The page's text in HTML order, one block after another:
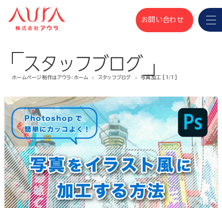
お問い合わせ
スタッフブログ
ホームページ制作はアウラ：ホーム スタッフブログ 写真加工 [1/1]